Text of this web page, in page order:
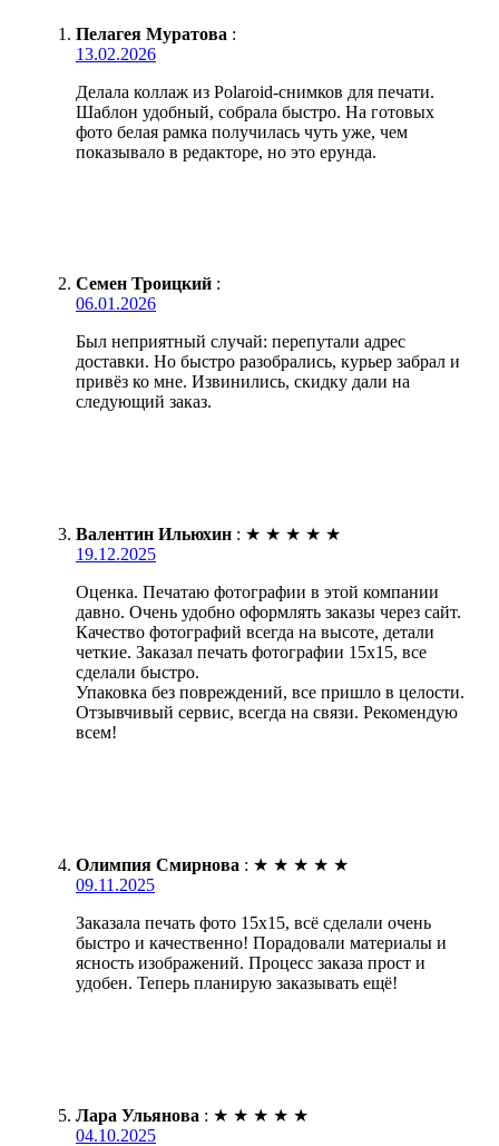
Пелагея Муратова :
13.02.2026
Делала коллаж из Polaroid-снимков для печати.
Шаблон удобный, собрала быстро. На готовых
фото белая рамка получилась чуть уже, чем
показывало в редакторе, но это ерунда.
Семен Троицкий :
06.01.2026
Был неприятный случай: перепутали адрес
доставки. Но быстро разобрались, курьер забрал и
привёз ко мне. Извинились, скидку дали на
следующий заказ.
Валентин Ильюхин : ★ ★ ★ ★ ★
19.12.2025
Оценка. Печатаю фотографии в этой компании
давно. Очень удобно оформлять заказы через сайт.
Качество фотографий всегда на высоте, детали
четкие. Заказал печать фотографии 15х15, все
сделали быстро.
Упаковка без повреждений, все пришло в целости.
Отзывчивый сервис, всегда на связи. Рекомендую
всем!
Олимпия Смирнова : ★ ★ ★ ★ ★
09.11.2025
Заказала печать фото 15х15, всё сделали очень
быстро и качественно! Порадовали материалы и
ясность изображений. Процесс заказа прост и
удобен. Теперь планирую заказывать ещё!
Лара Ульянова : ★ ★ ★ ★ ★
04.10.2025